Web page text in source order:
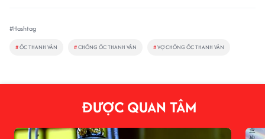
#Hashtag
#ỐC THANH VÂN #CHỒNG ỐC THANH VÂN #VỢ CHỒNG ỐC THANH VÂN
ĐƯỢC QUAN TÂM